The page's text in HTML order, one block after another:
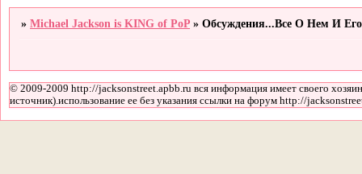
»Michael Jackson is KING of PoP »Обсуждения...Все О Нем И Его
© 2009-2009 http://jacksonstreet.apbb.ru вся информация имеет своего
источник).использование ее без указания ссылки на форум http://